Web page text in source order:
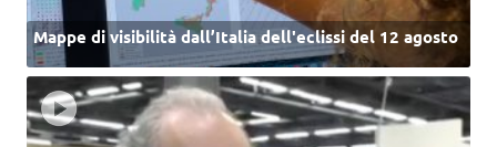
Mappe di visibilità dall’Italia dell'eclissi del 12 agosto